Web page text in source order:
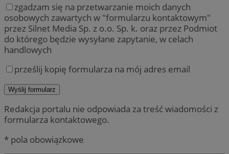
zgadzam się na przetwarzanie moich danych
osobowych zawartych w "formularzu kontaktowym"
przez Silnet Media Sp. z o.o. Sp. k. oraz przez Podmiot
do którego będzie wysyłane zapytanie, w celach
handlowych
prześlij kopię formularza na mój adres email
Redakcja portalu nie odpowiada za treść wiadomości z
formularza kontaktowego.
* pola obowiązkowe